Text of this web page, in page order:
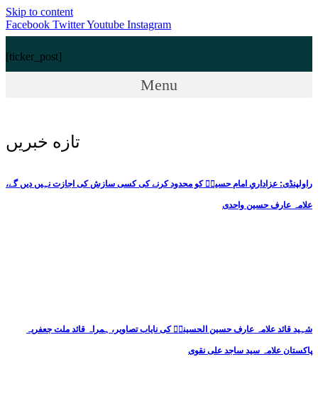
Skip to content
Facebook TwitterYoutube Instagram
[ticker_post]
Menu
تازه خبریں
راولپنڈی: عزاداریِ امام حسینؑ کو محدود کرنے کی کسی سازش کی اجازت نہیں دیں گے،
علامہ عارف حسین واحدی
شہید قائد علامہ عارف حسین الحسینیؒ کی نایاب تصاویر، ہمراہ قائد ملت جعفریہ
پاکستان علامہ سید ساجد علی نقوی